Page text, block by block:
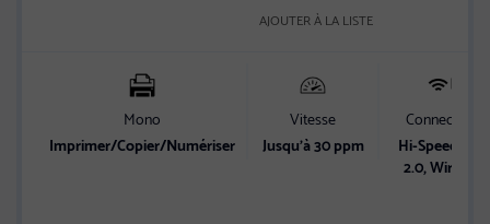
AJOUTER À LA LISTE
Mono
Imprimer/Copier/Numériser
Vitesse
Jusqu’à 30 ppm
Connectivité
Hi-Speed USB
2.0, Wireless